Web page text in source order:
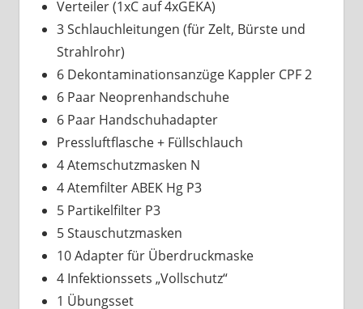
Verteiler (1xC auf 4xGEKA)
3 Schlauchleitungen (für Zelt, Bürste und
Strahlrohr)
6 Dekontaminationsanzüge Kappler CPF 2
6 Paar Neoprenhandschuhe
6 Paar Handschuhadapter
Pressluftflasche + Füllschlauch
4 Atemschutzmasken N
4 Atemfilter ABEK Hg P3
5 Partikelfilter P3
5 Stauschutzmasken
10 Adapter für Überdruckmaske
4 Infektionssets „Vollschutz“
1 Übungsset